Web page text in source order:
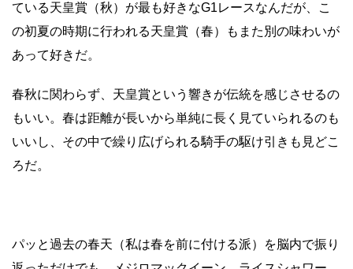
ている天皇賞（秋）が最も好きなG1レースなんだが、こ
の初夏の時期に行われる天皇賞（春）もまた別の味わいが
あって好きだ。
春秋に関わらず、天皇賞という響きが伝統を感じさせるの
もいい。春は距離が長いから単純に長く見ていられるのも
いいし、その中で繰り広げられる騎手の駆け引きも見どこ
ろだ。
パッと過去の春天（私は春を前に付ける派）を脳内で振り